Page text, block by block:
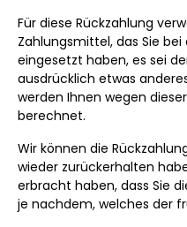
Für diese Rückzahlung
Zahlungsmittel, das Sie
eingesetzt haben, es sei
ausdrücklich etwas
werden Ihnen wegen
berechnet.
Wir können die
wieder zurückerhalten
erbracht haben, dass Sie
je nachdem, welches der